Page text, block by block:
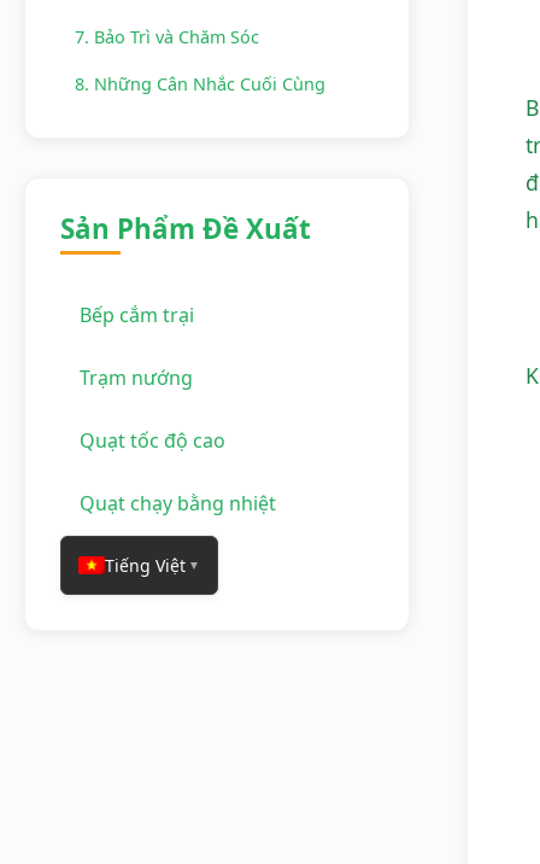
7. Bảo Trì và Chăm Sóc
8. Những Cân Nhắc Cuối Cùng
Sản Phẩm Đề Xuất
Bếp cắm trại
Trạm nướng
Quạt tốc độ cao
Quạt chạy bằng nhiệt
Tiếng Việt ▼